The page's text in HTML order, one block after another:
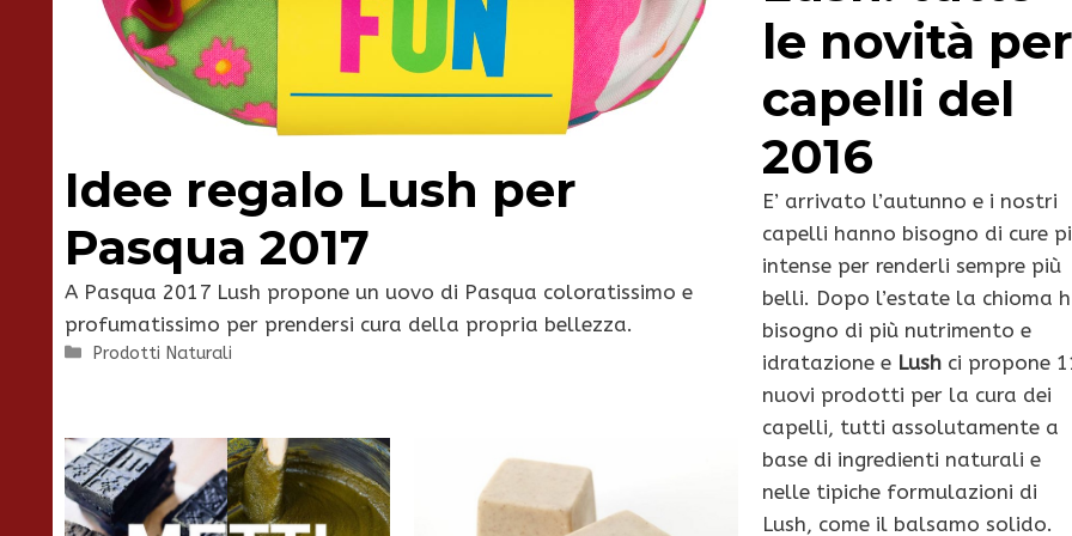
Idee regalo Lush per
Pasqua 2017
A Pasqua 2017 Lush propone un uovo di Pasqua coloratissimo e
profumatissimo per prendersi cura della propria bellezza.
Categorie
Prodotti Naturali
le novità
capelli del
2016
E’ arrivato l’autunno e i nostri
capelli hanno bisogno di cure
intense per renderli sempre più
belli. Dopo l’estate la chioma
bisogno di più nutrimento e
idratazione e Lush ci propone
nuovi prodotti per la cura dei
capelli, tutti assolutamente a
base di ingredienti naturali e
nelle tipiche formulazioni di
Lush, come il balsamo solido.